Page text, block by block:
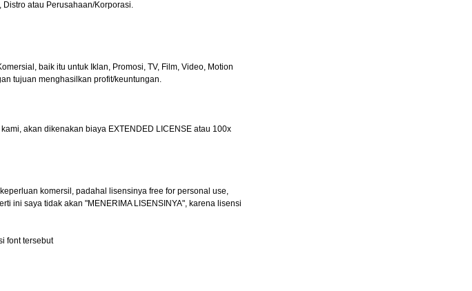
atau Perusahaan/Korporasi.
baik itu untuk Iklan, Promosi, TV, Film, Video, Motion
tujuan menghasilkan profit/keuntungan.
akan dikenakan biaya EXTENDED LICENSE atau 100x
komersil, padahal lisensinya free for personal use,
ini saya tidak akan "MENERIMA LISENSINYA", karena lisensi
font tersebut